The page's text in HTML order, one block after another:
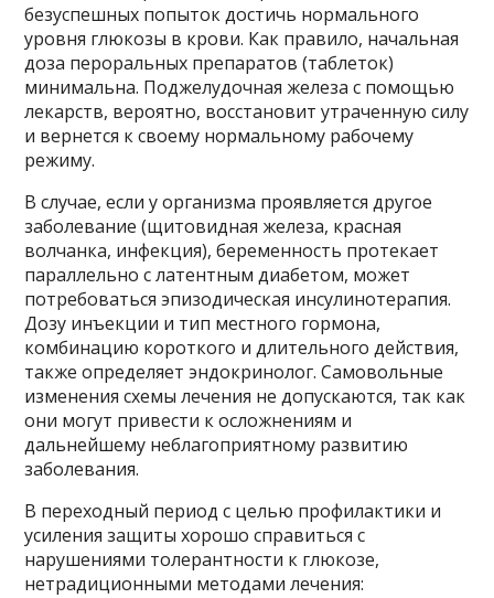
безуспешных попыток достичь нормального
уровня глюкозы в крови. Как правило, начальная
доза пероральных препаратов (таблеток)
минимальна. Поджелудочная железа с помощью
лекарств, вероятно, восстановит утраченную силу
и вернется к своему нормальному рабочему
режиму.
В случае, если у организма проявляется другое
заболевание (щитовидная железа, красная
волчанка, инфекция), беременность протекает
параллельно с латентным диабетом, может
потребоваться эпизодическая инсулинотерапия.
Дозу инъекции и тип местного гормона,
комбинацию короткого и длительного действия,
также определяет эндокринолог. Самовольные
изменения схемы лечения не допускаются, так как
они могут привести к осложнениям и
дальнейшему неблагоприятному развитию
заболевания.
В переходный период с целью профилактики и
усиления защиты хорошо справиться с
нарушениями толерантности к глюкозе,
нетрадиционными методами лечения: